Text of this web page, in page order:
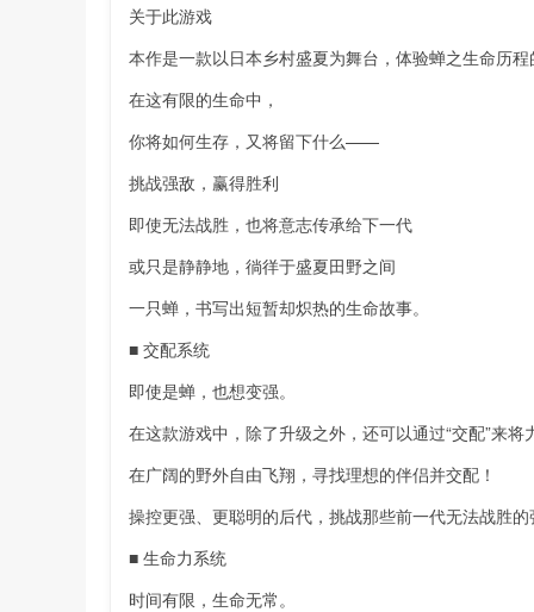
关于此游戏
本作是一款以日本乡村盛夏为舞台，体验蝉之生命历
在这有限的生命中，
你将如何生存，又将留下什么——
挑战强敌，赢得胜利
即使无法战胜，也将意志传承给下一代
或只是静静地，徜徉于盛夏田野之间
一只蝉，书写出短暂却炽热的生命故事。
■ 交配系统
即使是蝉，也想变强。
在这款游戏中，除了升级之外，还可以通过“交配”来将
在广阔的野外自由飞翔，寻找理想的伴侣并交配！
操控更强、更聪明的后代，挑战那些前一代无法战胜
■ 生命力系统
时间有限，生命无常。